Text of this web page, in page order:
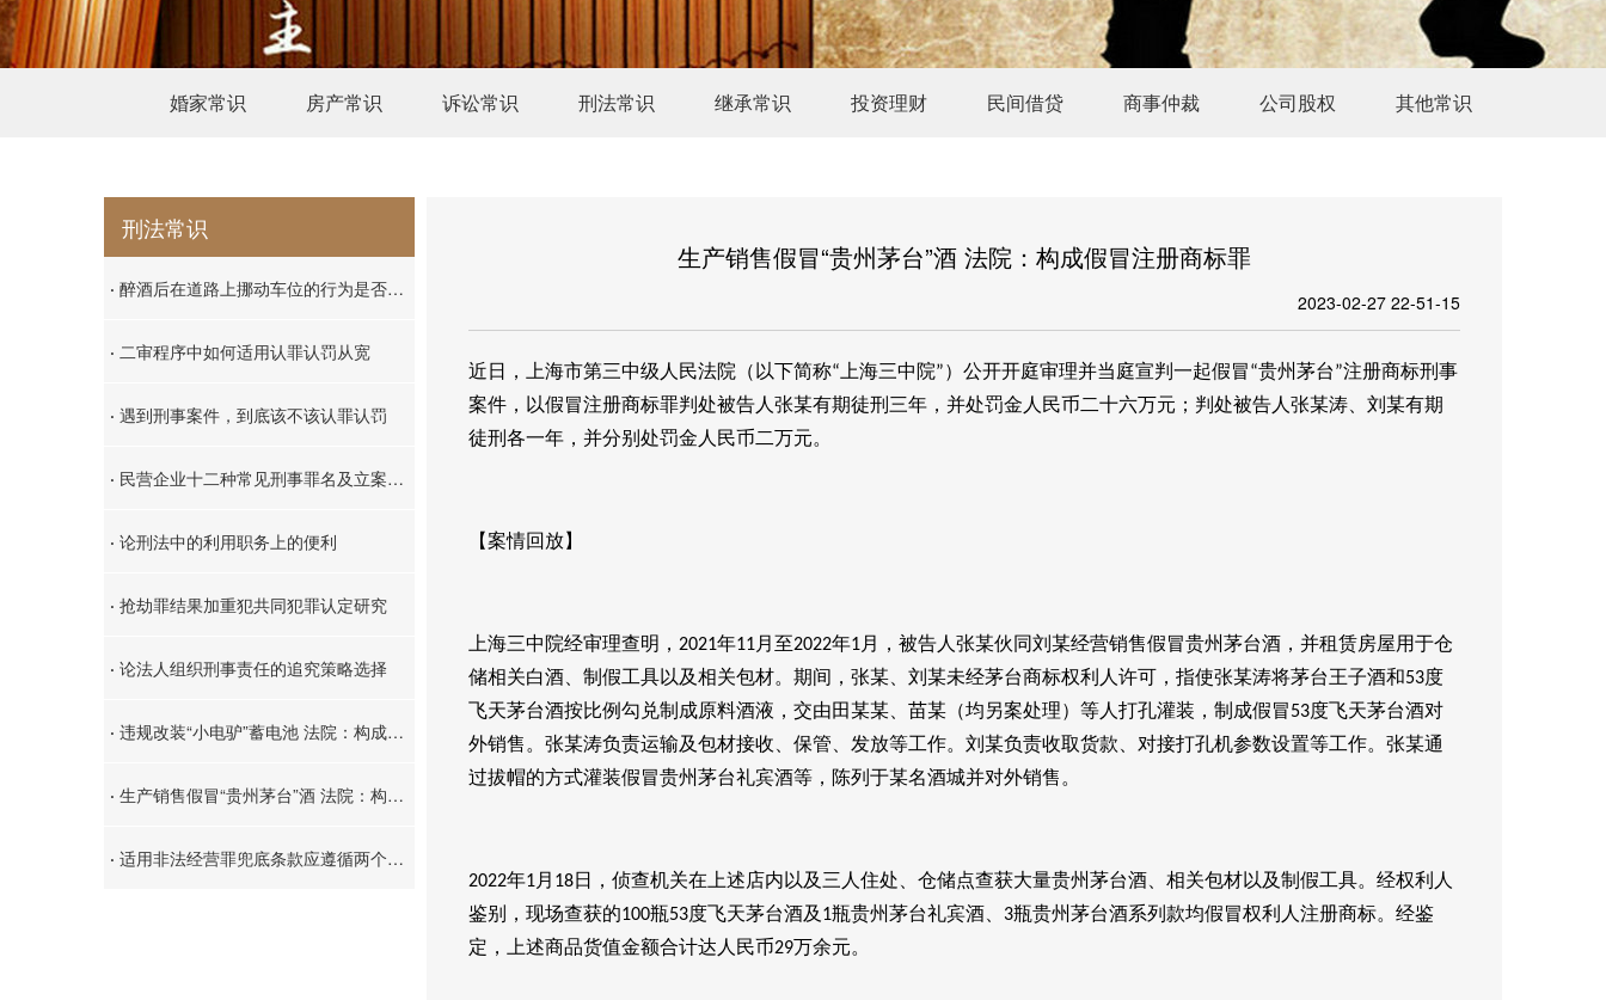
婚家常识 房产常识 诉讼常识 刑法常识 继承常识 投资理财 民间借贷 商事仲裁 公司股权 其他常识
生产销售假冒“贵州茅台”酒 法院：构成假冒注册商标罪
2023-02-27 22-51-15
近日，上海市第三中级人民法院（以下简称“ 上海三中院”）公开开庭审理并当庭宣判一起假冒“贵州茅台”注册商标刑事
案件，以假冒注册商标罪判处被告人张某有期徒刑三年，并处罚金人民币二十六万元；判处被告人张某涛、刘某有期
徒刑各一年，并分别处罚金人民币二万元。
【案情回放】
上海三中院经审理查明， 2021年11月至2022年1月，被告人张某伙同刘某经营销售假冒贵州茅台酒，并租赁房屋用于仓
储相关白酒、制假工具以及相关包材。期间，张某、刘某未经茅台商标权利人许可，指使张某涛将茅台王子酒和53度
飞天茅台酒按比例勾兑制成原料酒液，交由田某某、苗某（均另案处理）等人打孔灌装，制成假冒53度飞天茅台酒对
外销售。张某涛负责运输及包材接收、保管、发放等工作。刘某负责收取货款、对接打孔机参数设置等工作。张某通
过拔帽的方式灌装假冒贵州茅台礼宾酒等，陈列于某名酒城并对外销售。
2022年1月 18日，侦查机关在上述店内以及三人住处、仓储点查获大量贵州茅台酒、相关包材以及制假工具。经权利人
鉴别，现场查获的100瓶53度飞天茅台酒及 1瓶贵州茅台礼宾酒、 3瓶贵州茅台酒系列款均假冒权利人注册商标。经鉴
定，上述商品货值金额合计达人民币29万余元。
刑法常识
· 醉酒后在道路上挪动车位的行为是否构成危险驾驶罪
· 二审程序中如何适用认罪认罚从宽
· 遇到刑事案件，到底该不该认罪认罚
· 民营企业十二种常见刑事罪名及立案标准
· 论刑法中的利用职务上的便利
· 抢劫罪结果加重犯共同犯罪认定研究
· 论法人组织刑事责任的追究策略选择
· 违规改装“小电驴”蓄电池 法院：构成销售伪劣产品罪
· 生产销售假冒“贵州茅台”酒 法院：构成假冒注册商标罪
· 适用非法经营罪兜底条款应遵循两个规则